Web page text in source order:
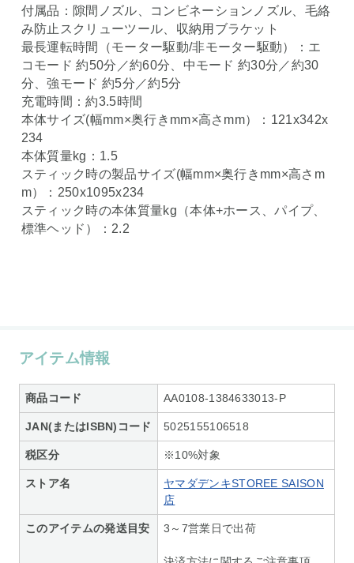
付属品：隙間ノズル、コンビネーションノズル、毛絡
み防止スクリューツール、収納用ブラケット
最長運転時間（モーター駆動/非モーター駆動）：エ
コモード 約50分／約60分、中モード 約30分／約30
分、強モード 約5分／約5分
充電時間：約3.5時間
本体サイズ(幅mm×奥行きmm×高さmm）：121x342x
234
本体質量kg：1.5
スティック時の製品サイズ(幅mm×奥行きmm×高さm
m）：250x1095x234
スティック時の本体質量kg（本体+ホース、パイプ、
標準ヘッド）：2.2
アイテム情報
商品コード AA0108-1384633013-P
JAN(またはISBN)コード 5025155106518
税区分 ※10%対象
ストア名
ヤマダデンキSTOREE SAISON
店
このアイテムの発送目安 3～7営業日で出荷